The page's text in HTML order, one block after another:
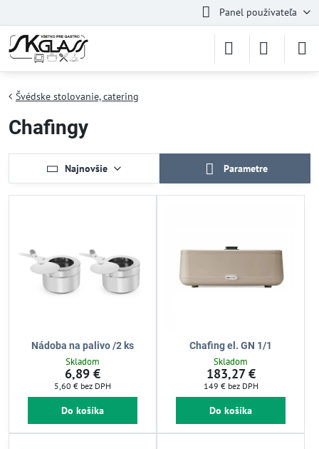
Panel používateľa
Švédske stolovanie, catering
Chafingy
Najnovšie Parametre
Nádoba na palivo /2 ks
Skladom
6,89 €
5,60 € bez DPH
Do košíka
Chafing el. GN 1/1
Skladom
183,27 €
149 € bez DPH
Do košíka